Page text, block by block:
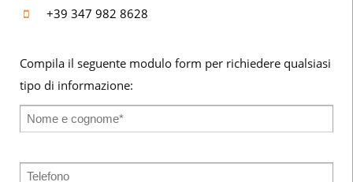
+39 347 982 8628
Compila il seguente modulo form per richiedere qualsiasi
tipo di informazione: